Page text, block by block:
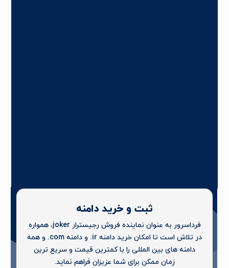
ثبت و خرید دامنه
فرداسرور به عنوان نماینده فروش رجیسترار joker، همواره
در تلاش است تا امکان خرید دامنه ir. و دامنه com. و همه
دامنه های بین المللی را با کمترین قیمت و سریع ترین
زمان ممکن برای شما عزیزان فراهم نماید.